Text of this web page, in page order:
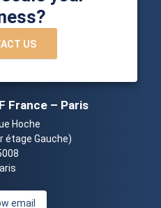
US
France – Paris
Hoche
étage Gauche)
email